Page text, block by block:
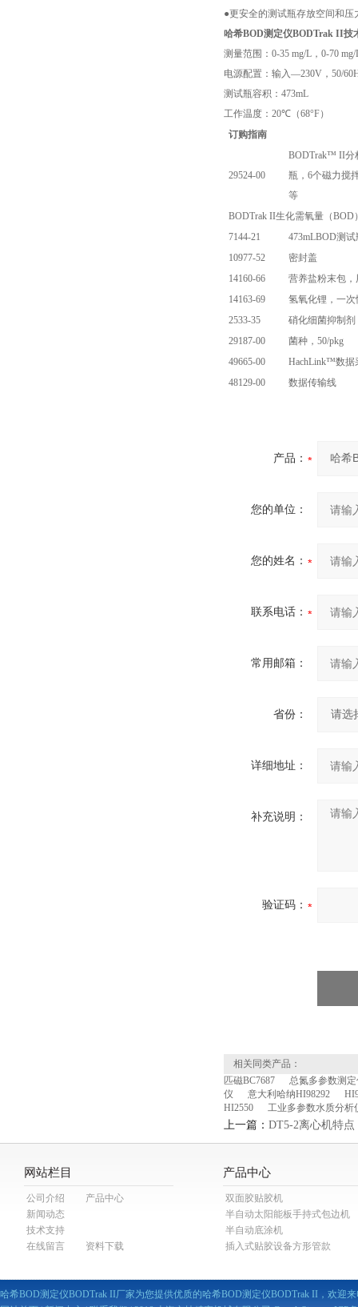
●更安全的测试瓶存放空间和压
哈希BOD测定仪BODTrak II技
测量范围： 0-35 mg/L ， 0-70 mg/
电源配置：输入—230V ， 50/
测试瓶容积： 473mL
工作温度： 20℃（68°F）
订购指南
29524-00
BODTrak™ II分
瓶，6个磁力搅
等
BODTrak II生化需氧量（BOD
7144-21
473mLBOD测
10977-52
密封盖
14160-66
营养盐粉末包，
14163-69
氢氧化锂，一次
2533-35
硝化细菌抑制剂
29187-00
菌种，50/pkg
49665-00
HachLink™数据
48129-00
数据传输线
产品：
您的单位：
您的姓名：
联系电话：
常用邮箱：
省份：
详细地址：
补充说明：
验证码：
相关同类产品：
匹磁BC7687
总氮多参数测
仪
意大利哈纳HI98292
HI2550
工业多参数水质分析
上一篇： DT5-2离心机特点
网站栏目
公司介绍
产品中心
新闻动态
技术支持
在线留言
资料下载
产品中心
双面胶贴胶机
半自动太阳能板手持式包边机
半自动底涂机
插入式贴胶设备方形管款
哈希BOD测定仪BODTrak II厂家为您提供优质的哈希BOD测定仪BODTrak II，欢迎